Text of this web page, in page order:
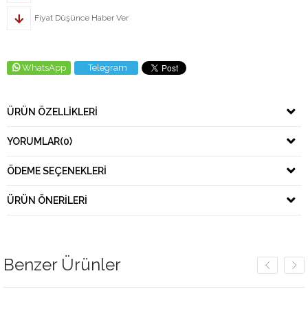
Fiyat Düşünce Haber Ver
WhatsApp Telegram
ÜRÜN ÖZELLIKLERI
YORUMLAR(0)
ÖDEME SEÇENEKLERI
ÜRÜN ÖNERILERI
Benzer Ürünler